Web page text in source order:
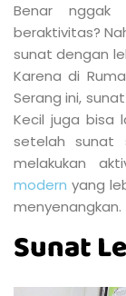
Benar
beraktivitas?
sunat dengan
Karena di
Serang ini,
Kecil juga bisa
setelah sunat
melakukan
modern yang
menyenangkan.
Sunat